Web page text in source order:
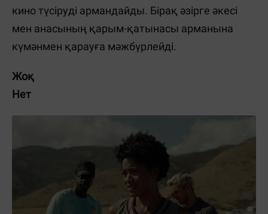
кино түсіруді армандайды. Бірақ әзірге әкесі
мен анасының қарым-қатынасы арманына
күмәнмен қарауға мәжбүрлейді.
Жоқ
Нет